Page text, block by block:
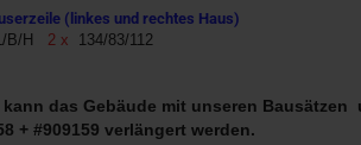
(linkes und rechtes Haus)
B/H
2 x 134/83/112
kann das Gebäude mit unseren Bausätzen
+ #909159 verlängert werden.